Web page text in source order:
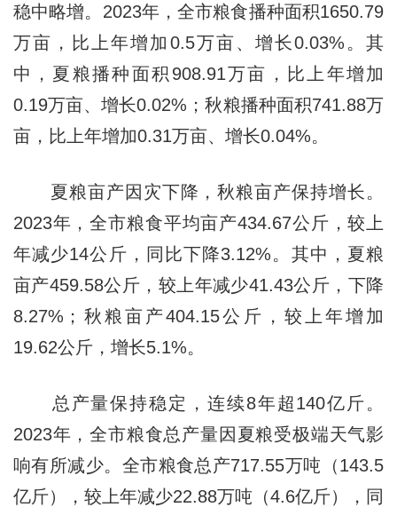
稳中略增。2023年，全市粮食播种面积1650.79
万亩，比上年增加0.5万亩、增长0.03%。其
中，夏粮播种面积908.91万亩，比上年增加
0.19万亩、增长0.02%；秋粮播种面积741.88万
亩，比上年增加0.31万亩、增长0.04%。
夏粮亩产因灾下降，秋粮亩产保持增长。
2023年，全市粮食平均亩产434.67公斤，较上
年减少14公斤，同比下降3.12%。其中，夏粮
亩产459.58公斤，较上年减少41.43公斤，下降
8.27%；秋粮亩产404.15公斤，较上年增加
19.62公斤，增长5.1%。
总产量保持稳定，连续8年超140亿斤。
2023年，全市粮食总产量因夏粮受极端天气影
响有所减少。全市粮食总产717.55万吨（143.5
亿斤），较上年减少22.88万吨（4.6亿斤），同